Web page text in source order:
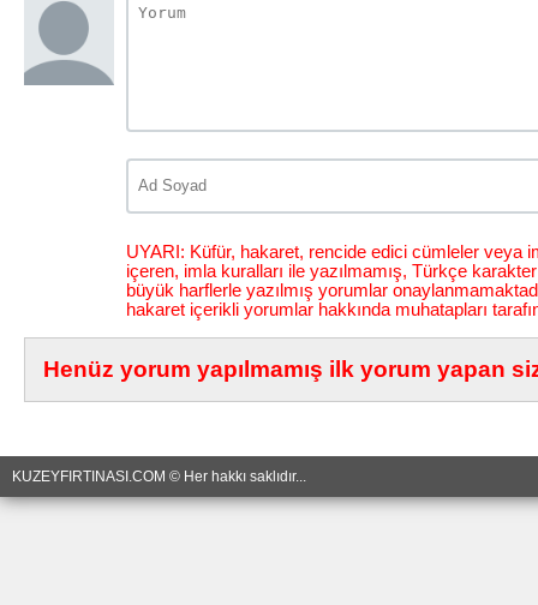
UYARI: Küfür, hakaret, rencide edici cümleler veya
içeren, imla kuralları ile yazılmamış, Türkçe
büyük harflerle yazılmış yorumlar
hakaret içerikli yorumlar hakkında muhatapları
Henüz yorum yapılmamış ilk yorum yapan
KUZEYFIRTINASI.COM © Her hakkı saklıdır...